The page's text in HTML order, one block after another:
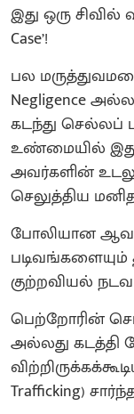
இது ஒரு
Case’!
பல
Negligence
கடந்து
உண்மையில் இது
அவர்களின்
செலுத்திய
போலியான
படிவங்களையும்
குற்றவியல்
பெற்றோரின்
அல்லது கடத்தி
Trafficking)